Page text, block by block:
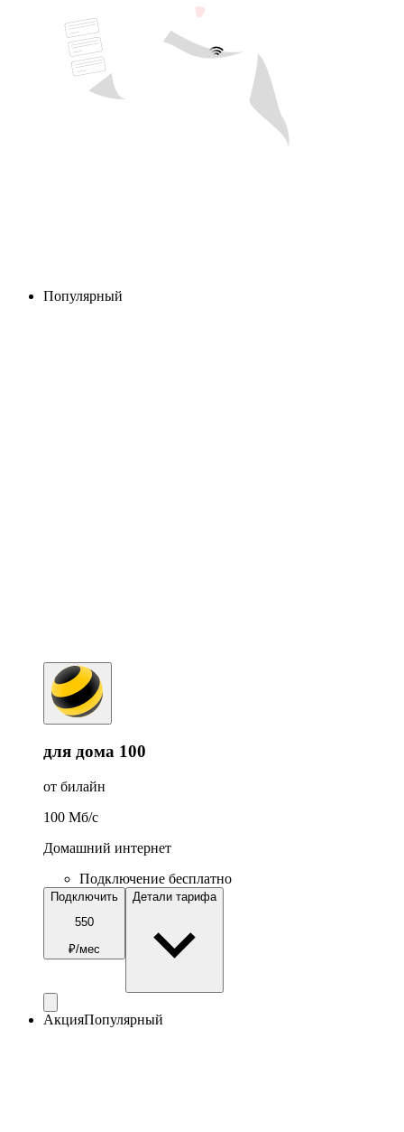
Популярный
для дома 100
от билайн
100 Мб/c
Домашний интернет
Подключение бесплатно
Подключить
550
₽/мес
Детали тарифа
АкцияПопулярный